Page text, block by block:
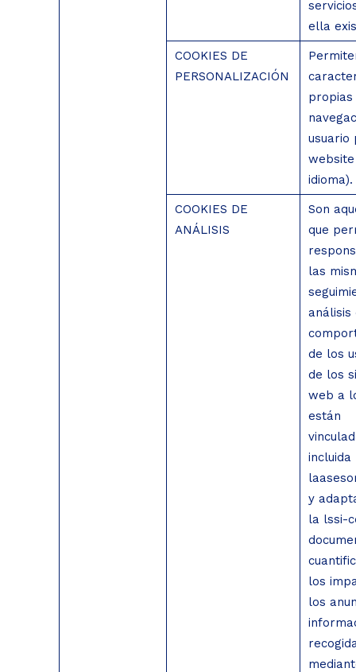
ella
COOKIES DE
PERSONALIZACIÓN
usuario
website
idioma).
COOKIES DE
ANÁLISIS
Son
que
las
análisis
de los
de los
web a
están
incluida
y
la lssi-
los
los